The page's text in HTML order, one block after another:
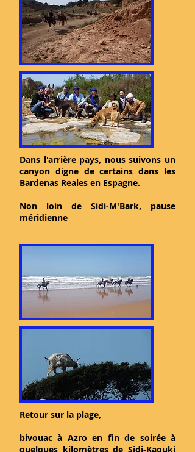
Dans l'arrière pays, nous suivons un
canyon digne de certains dans les
Bardenas Reales en Espagne.
Non loin de Sidi-M'Bark, pause
méridienne
Retour sur la plage,
bivouac à Azro en fin de soirée à
quelques kilomètres de Sidi-Kaouki